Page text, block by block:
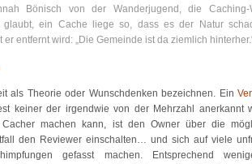
Bönisch von der Wanderjugend, die Caching-
glaubt, ein Cache liege so, dass es der Natur
er entfernt wird: „Die Gemeinde ist da ziemlich
als Theorie oder Wunschdenken bezeichnen. Ein
keiner der irgendwie von der Mehrzahl anerkannt
machen kann, ist den Owner über die
den Reviewer einschalten… und sich auf viele
gefasst machen. Entsprechend